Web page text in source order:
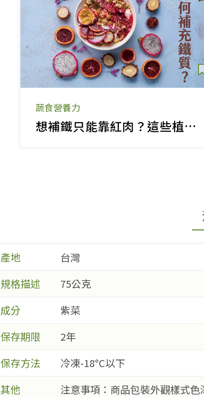
蔬食營養力
想補鐵只能靠紅肉？這些植物性食物也能幫你補充鐵質！
產地
台灣
規格描述
75公克
成分
紫菜
保存期限
2年
保存方法
冷凍-18°C以下
其他
注意事項：商品包裝外觀樣式色